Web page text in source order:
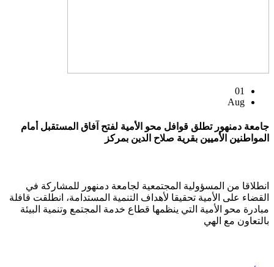
01
Aug
جامعة دمنهور تطلق قوافل محو الأمية لفتح آفاق المستقبل أمام
المواطنين الأميين بقرية صلاح الدين بمركز
انطلاقا من المسؤولية المجتمعية لجامعة دمنهور للمشاركة في
القضاء على الأمية تحقيقا لأهداف التنمية المستدامة، انطلقت قافلة
مبادرة محو الأمية التي ينظمها قطاع خدمة المجتمع وتنمية البيئة
بالتعاون مع الهي